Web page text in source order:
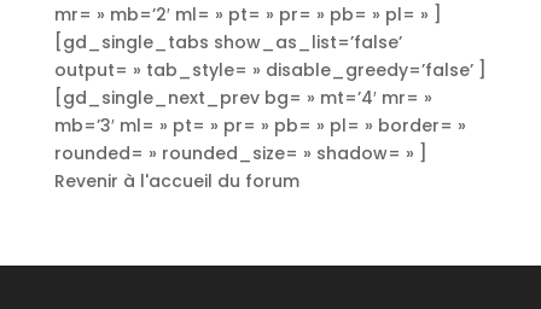
mr= » mb=’2′ ml= » pt= » pr= » pb= » pl= » ]
[gd_single_tabs show_as_list=’false’
output= » tab_style= » disable_greedy=’false’ ]
[gd_single_next_prev bg= » mt=’4′ mr= »
mb=’3′ ml= » pt= » pr= » pb= » pl= » border= »
rounded= » rounded_size= » shadow= » ]
Revenir à l'accueil du forum